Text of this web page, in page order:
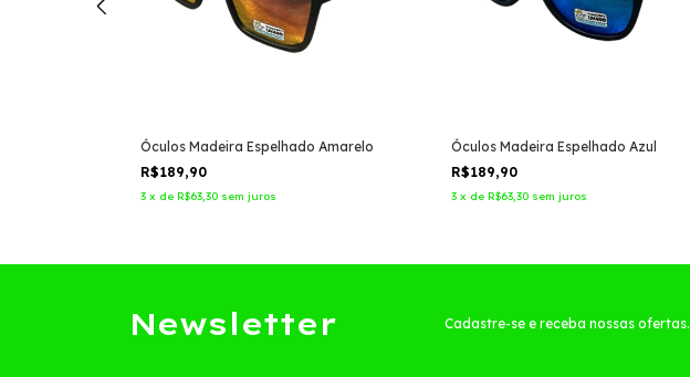
Óculos Madeira Espelhado Amarelo
R$189,90
3 x de R$63,30 sem juros
Óculos Madeira Espelhado Azul
R$189,90
3 x deR$63,30 sem juros
Newsletter Cadastre-se e receba nossas ofertas.